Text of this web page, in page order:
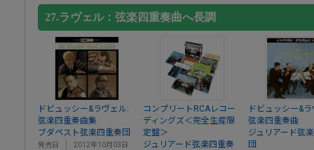
27.ラヴェル：弦楽四重奏曲へ長調
ドビュッシー&ラヴェル:
弦楽四重奏曲集
ブダペスト弦楽四重奏団
発売日
2012年10月03日
コンプリートRCAレコー
ディングズ＜完全生産限
定盤＞
ジュリアード弦楽四重奏
ドビュッシー&
弦楽四重奏曲
ジュリアード弦
団